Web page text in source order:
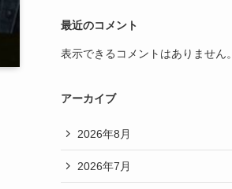
最近のコメント
表示できるコメントはありません。
アーカイブ
2026年8月
2026年7月